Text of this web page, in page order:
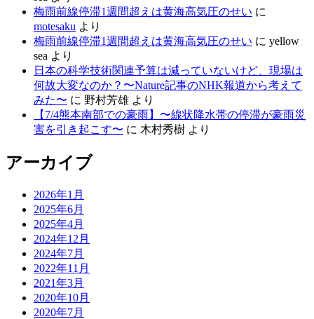
梅雨前線停滞1週間超えは黄海高気圧のせい に
motesaku より
梅雨前線停滞1週間超えは黄海高気圧のせい に yellow
sea より
日本の科学技術関連予算は減っていないけど、現場は
何故大変なのか？〜Nature記事のNHK報道から考えて
みた〜 に 野村芳雄 より
【7/4熊本南部での豪雨】〜線状降水帯の停滞が豪雨災
害を引き起こす〜 に 木村秀樹 より
アーカイブ
2026年1月
2025年6月
2025年4月
2024年12月
2024年7月
2022年11月
2021年3月
2020年10月
2020年7月